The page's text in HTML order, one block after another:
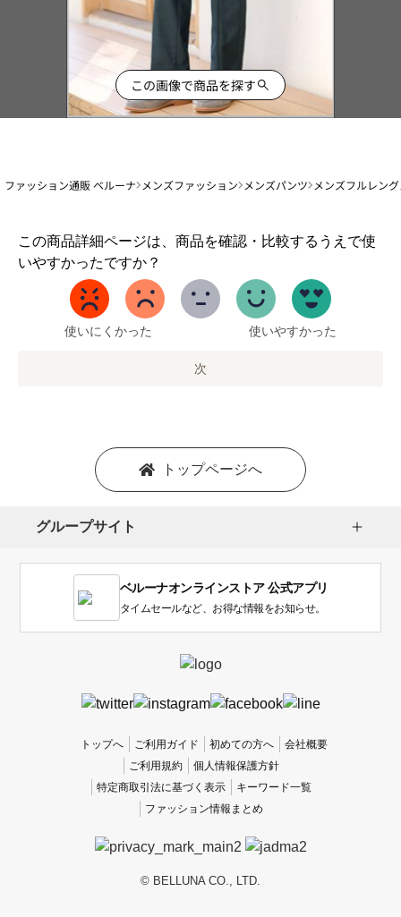
この画像で商品を探す
ファッション通販 ベルーナ メンズファッション メンズパンツ メンズフルレン
この商品詳細ページは、商品を確認・比較するうえで使
いやすかったですか？
1
か
い
使いにくかった 使いやすかった
次
トップページへ
グループサイト
ベルーナオンラインストア 公式アプリ
タイムセールなど、お得な情報をお知らせ。
トップへ ご利用ガイド 初めての方へ
会社概要
ご利用規約
個人情報保護方針
特定商取引法に基づく表示
キーワード一覧
ファッション情報まとめ
© BELLUNA CO., LTD.